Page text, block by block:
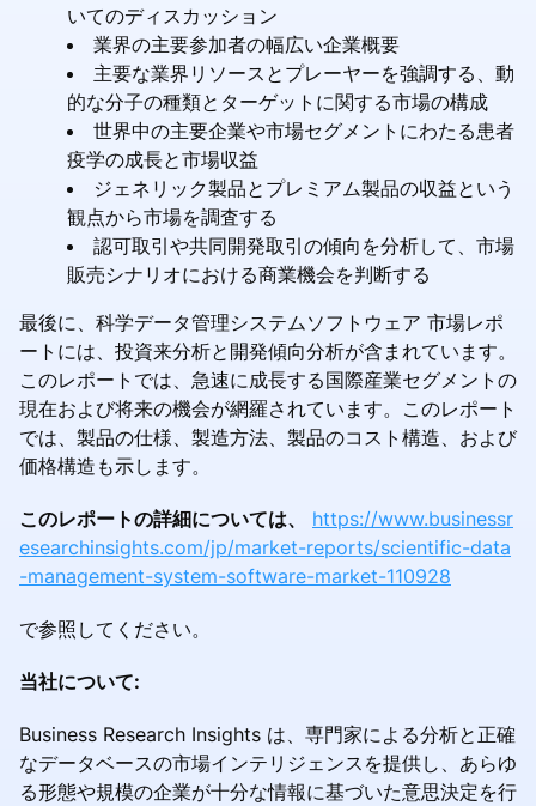
いてのディスカッション
業界の主要参加者の幅広い企業概要
主要な業界リソースとプレーヤーを強調する、動
的な分子の種類とターゲットに関する市場の構成
世界中の主要企業や市場セグメントにわたる患者
疫学の成長と市場収益
ジェネリック製品とプレミアム製品の収益という
観点から市場を調査する
認可取引や共同開発取引の傾向を分析して、市場
販売シナリオにおける商業機会を判断する
最後に、科学データ管理システムソフトウェア 市場レポ
ートには、投資来分析と開発傾向分析が含まれています。
このレポートでは、急速に成長する国際産業セグメントの
現在お​​よび将来の機会が網羅されています。このレポート
では、製品の仕様、製造方法、製品のコスト構造、および
価格構造も示します。
このレポートの詳細については、
https://www.businessr
esearchinsights.com/jp/market-reports/scientific-data
-management-system-software-market-110928
で参照してください。
当社について:
Business Research Insights は、専門家による分析と正確
なデータベースの市場インテリジェンスを提供し、あらゆ
る形態や規模の企業が十分な情報に基づいた意思決定を行